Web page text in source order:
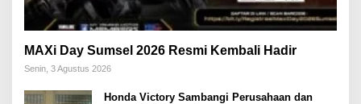
MAXi Day Sumsel 2026 Resmi Kembali Hadir
Senin, 3 Agustus 2026
Honda Victory Sambangi Perusahaan dan